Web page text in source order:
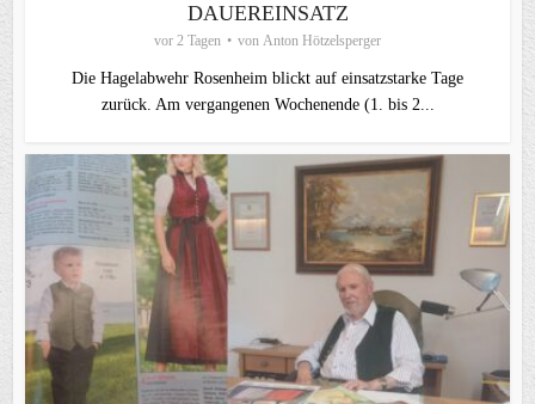
DAUEREINSATZ
vor 2 Tagen von Anton Hötzelsperger
Die Hagelabwehr Rosenheim blickt auf einsatzstarke Tage
zurück. Am vergangenen Wochenende (1. bis 2...